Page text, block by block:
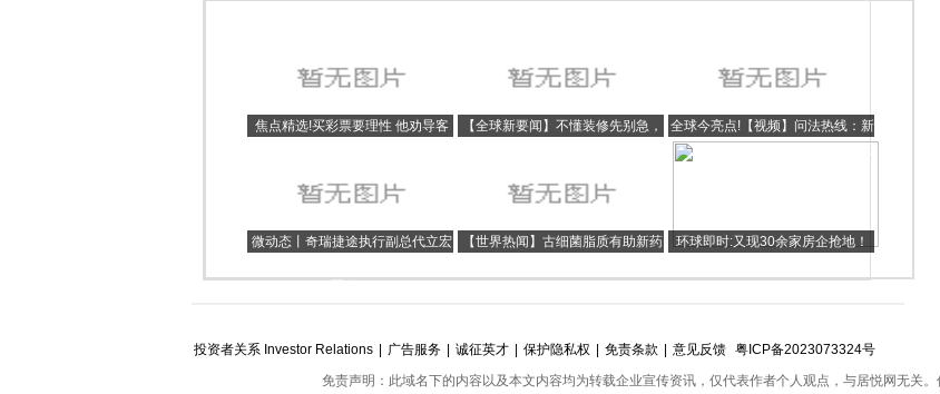
焦点精选!买彩票要理性 他劝导客
【全球新要闻】不懂装修先别急，
全球今亮点!【视频】问法热线：新
房交付一年就漏水，业主能否拒交
微动态丨奇瑞捷途执行副总代立宏
【世界热闻】古细菌脂质有助新药
环球即时:又现30余家房企抢地！
投资者关系 Investor Relations 广告服务 诚征英才 保护隐私权 免责条款 意见反馈 粤ICP备2023073324号
免责声明：此域名下的内容以及本文内容均为转载企业宣传资讯，仅代表作者个人观点，与居悦网无关。